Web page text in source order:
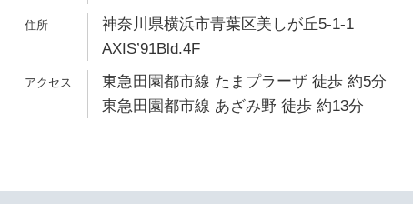
神奈川県横浜市青葉区美しが丘5-1-1
AXIS’91Bld.4F
東急田園都市線 たまプラーザ 徒歩 約5分
東急田園都市線 あざみ野 徒歩 約13分